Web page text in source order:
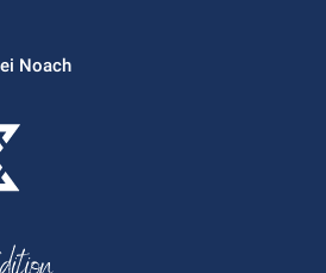
Noach